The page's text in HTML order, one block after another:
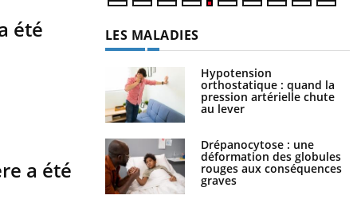
été
a été
LES MALADIES
Hypotension
orthostatique : quand la
pression artérielle chute
au lever
Drépanocytose : une
déformation des globules
rouges aux conséquences
graves